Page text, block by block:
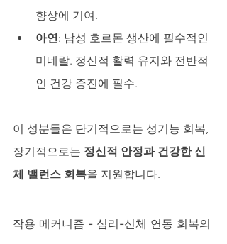
향상에 기여.
아연: 남성 호르몬 생산에 필수적인
미네랄. 정신적 활력 유지와 전반적
인 건강 증진에 필수.
이 성분들은 단기적으로는 성기능 회복,
장기적으로는 정신적 안정과 건강한 신
체 밸런스 회복을 지원합니다.
작용 메커니즘 - 심리-신체 연동 회복의